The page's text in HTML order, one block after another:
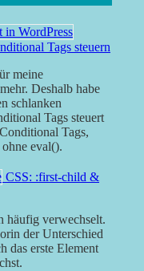
Tags steuern
meine
Deshalb habe
schlanken
Tags steuert
Tags,
eval().
CSS: :first-child &
häufig verwechselt.
der Unterschied
das erste Element